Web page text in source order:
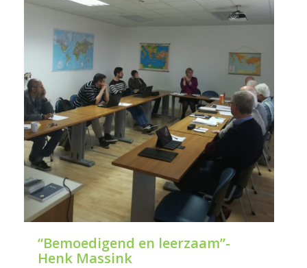
“Bemoedigend en leerzaam”-
Henk Massink